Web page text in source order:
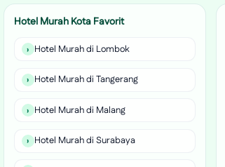
Hotel Murah Kota Favorit
Hotel Murah di Lombok
Hotel Murah di Tangerang
Hotel Murah di Malang
Hotel Murah di Surabaya